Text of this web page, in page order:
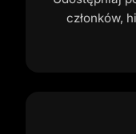
członków,